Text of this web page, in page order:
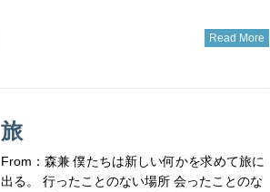
Read More
旅
From：森兼 僕たちは新しい何かを求めて旅に
出る。 行ったことのない場所 会ったことのな